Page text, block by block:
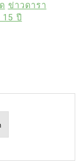
ข่าวดารา
ปี